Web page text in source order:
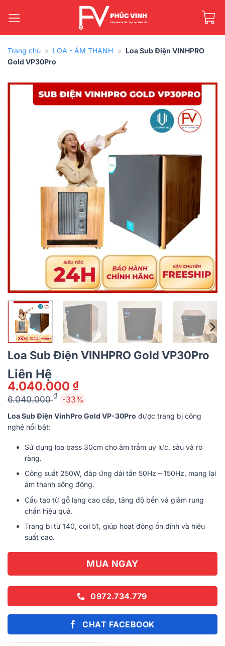
qua
Trang chủ » LOA - ÂM THANH » Loa Sub Điện VINHPRO
Gold VP30Pro
Loa Sub Điện VINHPRO Gold VP30Pro
6.040.000₫ -33%
Giá
gốc
là:
6.040.000 ₫.
4.040.000 ₫
Giá
hiện
tại
là:
4.040.000 ₫.
Liên Hệ
Loa Sub Điện VinhPro Gold VP-30Pro được trang bị công
nghệ nổi bật:
Sử dụng loa bass 30cm cho âm trầm uy lực, sâu và rõ
ràng.
Công suất 250W, đáp ứng dải tần 50Hz – 150Hz, mang lại
âm thanh sống động.
Cấu tạo từ gỗ lạng cao cấp, tăng độ bền và giảm rung
chấn hiệu quả.
Trang bị từ 140, coil 51, giúp hoạt động ổn định và hiệu
suất cao.
MUA NGAY
0972.734.779
CHAT FACEBOOK